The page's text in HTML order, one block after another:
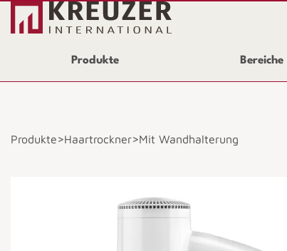
Produkte Bereiche
Produkte>Haartrockner>Mit Wandhalterung